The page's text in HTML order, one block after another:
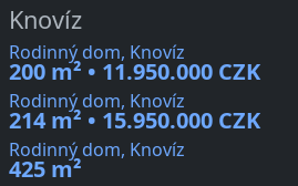
Knovíz
Rodinný dom, Knovíz
200 m² • 11.950.000 CZK
Rodinný dom, Knovíz
214 m² • 15.950.000 CZK
Rodinný dom, Knovíz
425 m²